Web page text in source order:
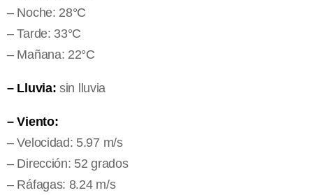
– Noche: 28°C
– Tarde: 33°C
– Mañana: 22°C
– Lluvia: sin lluvia
– Viento:
– Velocidad: 5.97 m/s
– Dirección: 52 grados
– Ráfagas: 8.24 m/s